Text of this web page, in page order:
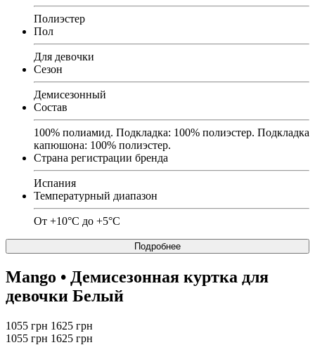
Полиэстер
Пол
Для девочки
Сезон
Демисезонный
Состав
100% полиамид. Подкладка: 100% полиэстер. Подкладка
капюшона: 100% полиэстер.
Страна регистрации бренда
Испания
Температурный диапазон
От +10°C до +5°C
Подробнее
Mango • Демисезонная куртка для
девочки Белый
1055 грн 1625 грн
1055 грн 1625 грн